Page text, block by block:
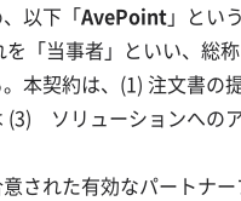
以下「AvePoint」とい
「当事者」といい、総
本契約は、(1) 注文書
ソリューションへ
された有効なパートナ